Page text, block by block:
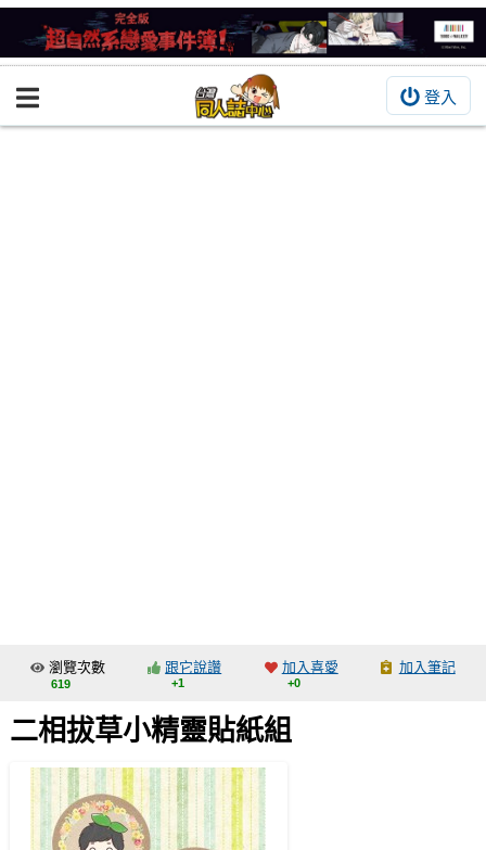
登入
BOOKY書集倉庫
交流中心
攤位轉讓區
會員中心
註冊會員
瀏覽次數
619
跟它說讚
+1
加入喜愛
+0
加入筆記
二相拔草小精靈貼紙組